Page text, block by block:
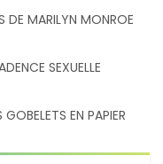
DE MARILYN MONROE
SEXUELLE
EN PAPIER